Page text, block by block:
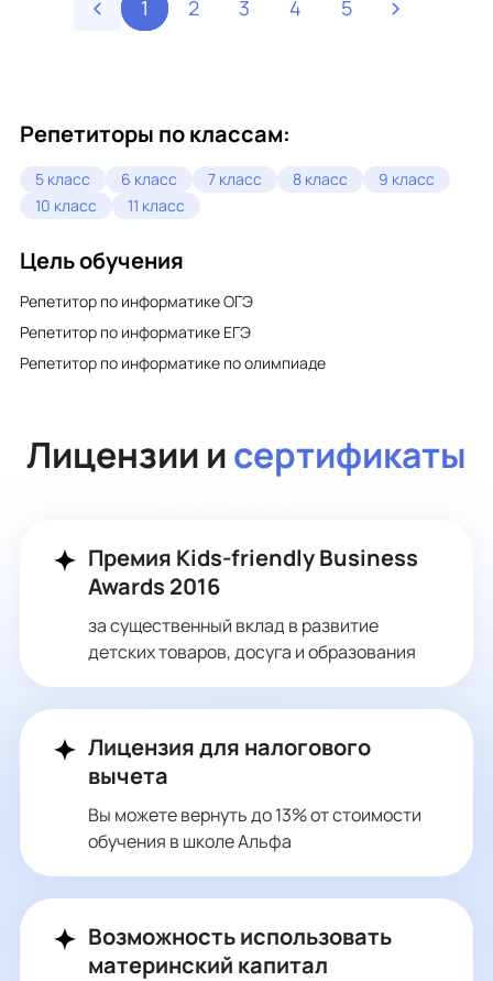
1 2 3 4 5
Репетиторы по классам:
5 класс 6 класс 7 класс 8 класс
9 класс
10 класс
11 класс
Цель обучения
Репетитор по информатике ОГЭ
Репетитор по информатике ЕГЭ
Репетитор по информатике по олимпиаде
Лицензии исертификаты
Премия Kids-friendly Business
Awards 2016
за существенный вклад в развитие
детских товаров, досуга и образования
Лицензия для налогового
вычета
Вы можете вернуть до 13% от стоимости
обучения в школе Альфа
Возможность использовать
материнский капитал